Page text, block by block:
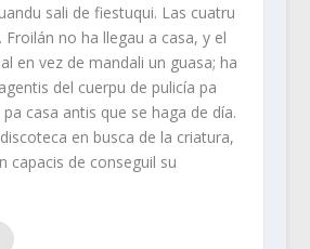
sali de fiestuqui. Las cuatru
Froilán no ha llegau a casa, y el
en vez de mandali un guasa; ha
del cuerpu de pulicía pa
casa antis que se haga de día.
en busca de la criatura,
capacis de conseguil su